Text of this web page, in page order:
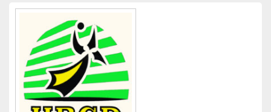
Zone
barre
latérale